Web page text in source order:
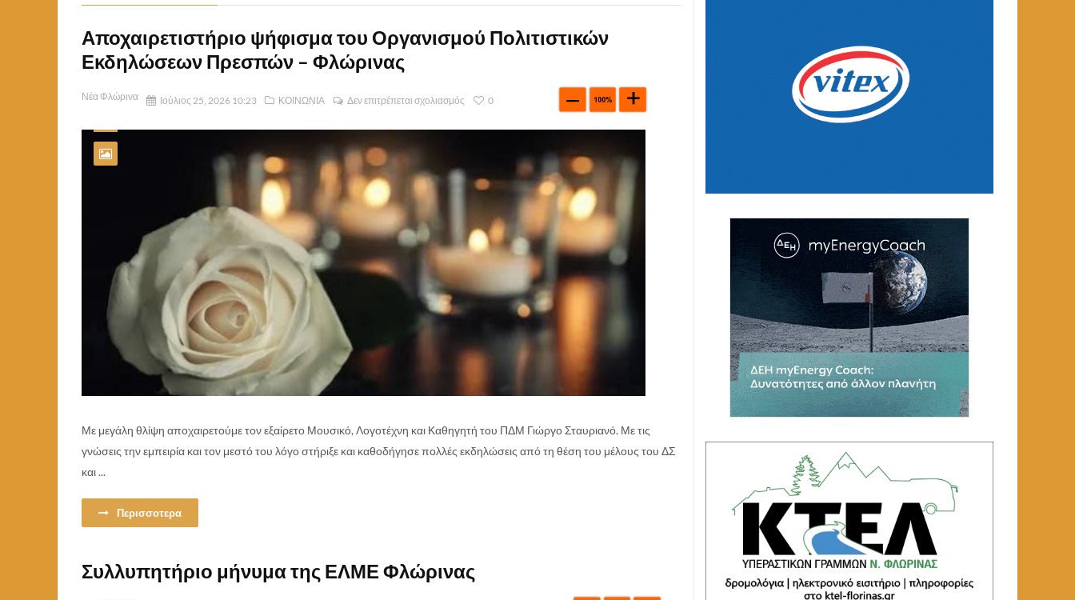
Αποχαιρετιστήριο ψήφισμα του Οργανισμού Πολιτιστικών
Εκδηλώσεων Πρεσπών – Φλώρινας
Νέα Φλώρινα Ιούλιος 25, 2026 10:23 ΚΟΙΝΩΝΙΑ Δεν επιτρέπεται σχολιασμός 0
Με μεγάλη θλίψη αποχαιρετούμε τoν εξαίρετο Μουσικό, Λογοτέχνη και Καθηγητή του ΠΔΜ Γιώργο Σταυριανό. Με τις
γνώσεις την εμπειρία και τον μεστό του λόγο στήριξε και καθοδήγησε πολλές εκδηλώσεις από τη θέση του μέλους του ΔΣ
και ...
Περισσοτερα
Συλλυπητήριο μήνυμα της ΕΛΜΕ Φλώρινας